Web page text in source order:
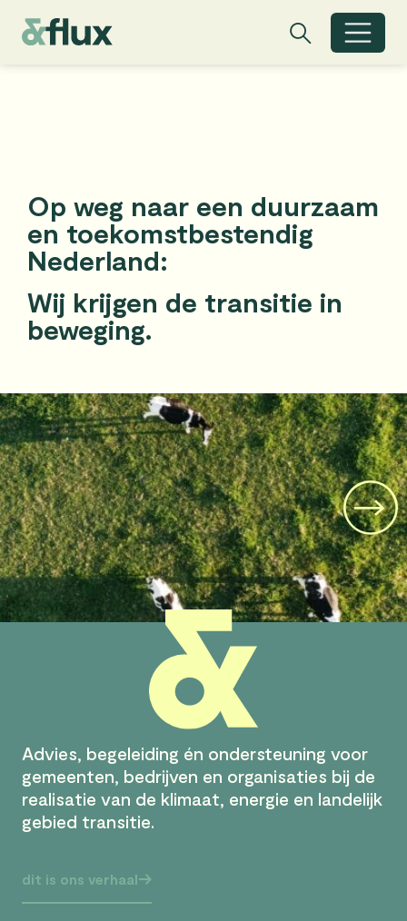
Zoekbalk
Zoeken Zoeken
Op weg naar een duurzaam
en toekomstbestendig
Nederland:
Wij krijgen de transitie in
beweging.
Advies, begeleiding én ondersteuning voor
gemeenten, bedrijven en organisaties bij de
realisatie van de klimaat, energie en landelijk
gebied transitie.
dit is ons verhaal